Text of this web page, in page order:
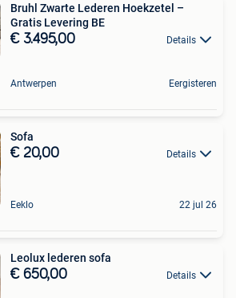
Bruhl Zwarte Lederen Hoekzetel –
Gratis Levering BE
€ 3.495,00 Details
Antwerpen Eergisteren
Sofa
€ 20,00 Details
Eeklo 22 jul 26
Leolux lederen sofa
€ 650,00 Details